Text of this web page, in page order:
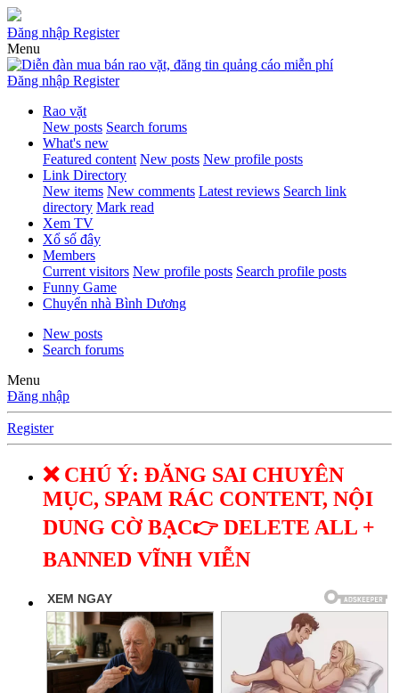
Đăng nhập Register
Menu
Đăng nhập Register
Rao vặt
New posts Search forums
What's new
Featured content New posts New profile posts
Link Directory
New items New comments Latest reviews Search link
directory Mark read
Xem TV
Xổ số đây
Members
Current visitors New profile posts Search profile posts
Funny Game
Chuyển nhà Bình Dương
New posts
Search forums
Menu
Đăng nhập
Register
❌ CHÚ Ý: ĐĂNG SAI CHUYÊN
MỤC, SPAM RÁC CONTENT, NỘI
DUNG CỜ BẠC👉 DELETE ALL +
BANNED VĨNH VIỄN